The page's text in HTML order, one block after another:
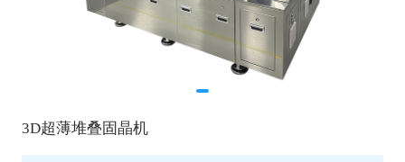
3D超薄堆叠固晶机